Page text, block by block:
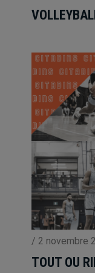
/ 2 novembre
TOUT OU